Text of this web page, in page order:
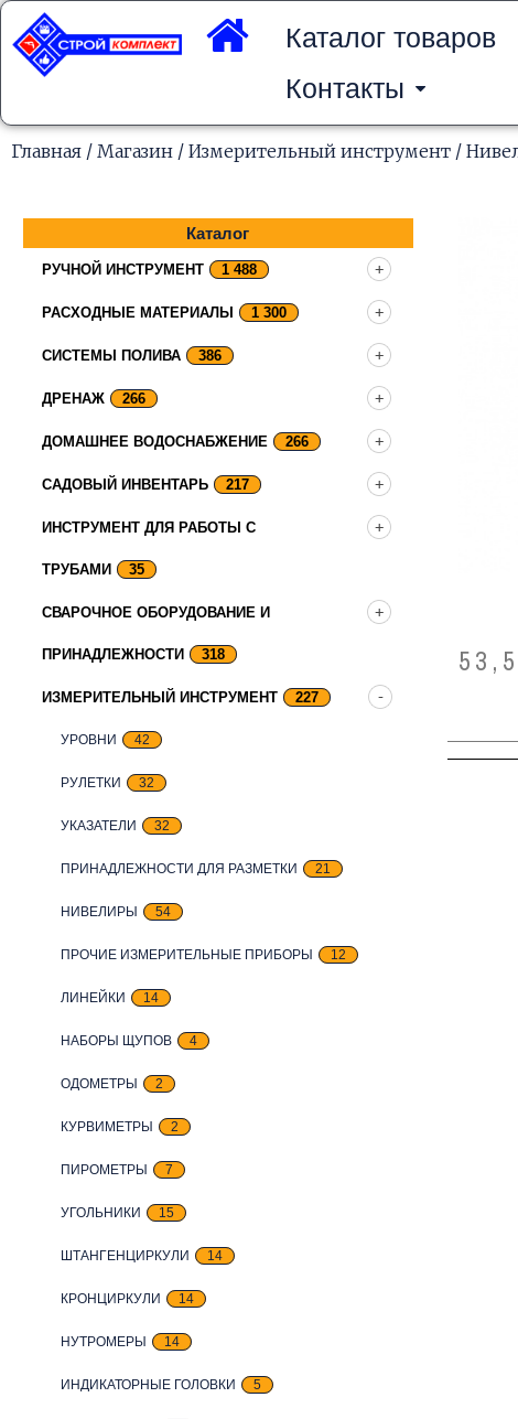
Перейти
содержимому
Каталог товаров
Контакты
Главная / Магазин / Измерительный инструмент /
Каталог
РУЧНОЙ ИНСТРУМЕНТ 1 488
РАСХОДНЫЕ МАТЕРИАЛЫ 1 300
СИСТЕМЫ ПОЛИВА 386
ДРЕНАЖ 266
ДОМАШНЕЕ ВОДОСНАБЖЕНИЕ 266
САДОВЫЙ ИНВЕНТАРЬ 217
ИНСТРУМЕНТ ДЛЯ РАБОТЫ С
ТРУБАМИ 35
СВАРОЧНОЕ ОБОРУДОВАНИЕ И
ПРИНАДЛЕЖНОСТИ 318
ИЗМЕРИТЕЛЬНЫЙ ИНСТРУМЕНТ 227
УРОВНИ 42
РУЛЕТКИ 32
УКАЗАТЕЛИ 32
ПРИНАДЛЕЖНОСТИ ДЛЯ РАЗМЕТКИ 21
НИВЕЛИРЫ 54
ПРОЧИЕ ИЗМЕРИТЕЛЬНЫЕ ПРИБОРЫ 12
ЛИНЕЙКИ 14
НАБОРЫ ЩУПОВ 4
ОДОМЕТРЫ 2
КУРВИМЕТРЫ 2
ПИРОМЕТРЫ 7
УГОЛЬНИКИ 15
ШТАНГЕНЦИРКУЛИ 14
КРОНЦИРКУЛИ 14
НУТРОМЕРЫ 14
ИНДИКАТОРНЫЕ ГОЛОВКИ 5